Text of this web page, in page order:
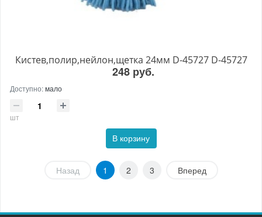
Кистев,полир,нейлон,щетка 24мм D-45727 D-45727
248 руб.
Доступно:мало
шт
В корзину
Назад 1 2 3 Вперед